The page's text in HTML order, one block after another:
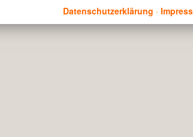
Datenschutzerklärung ·